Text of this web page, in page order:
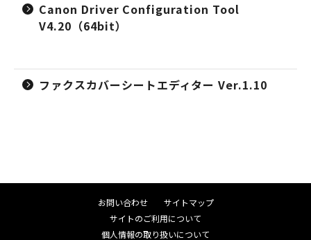
Canon Driver Configuration Tool
V4.20（64bit）
ファクスカバーシートエディター Ver.1.10
お問い合わせ
サイトマップ
サイトのご利用について
個人情報の取り扱いについて